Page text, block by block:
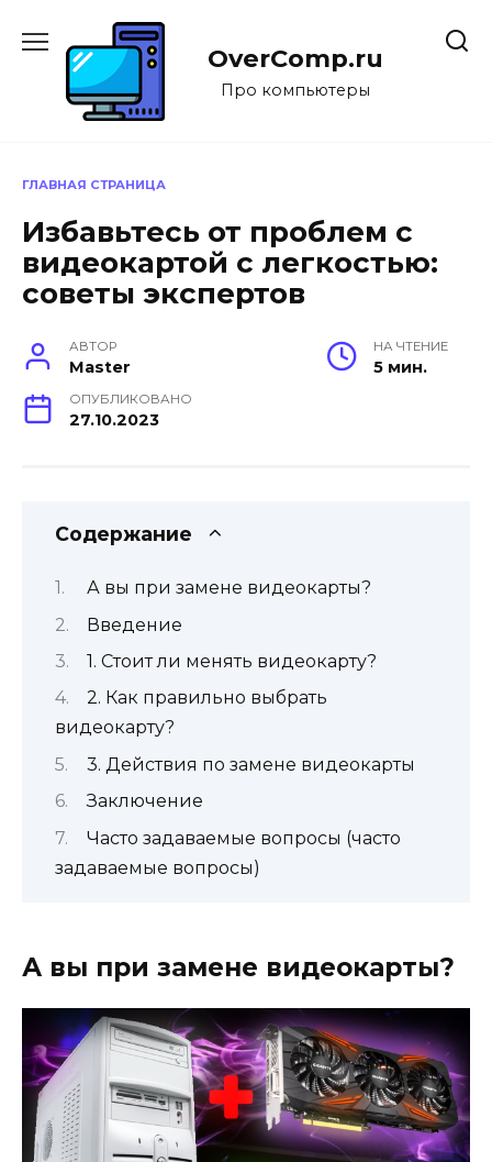
содержанию
OverComp.ru
Про компьютеры
ГЛАВНАЯ СТРАНИЦА
Избавьтесь от проблем с
видеокартой с легкостью:
советы экспертов
АВТОР
Master
НА ЧТЕНИЕ
5 мин.
ОПУБЛИКОВАНО
27.10.2023
Содержание
А вы при замене видеокарты?
Введение
1. Стоит ли менять видеокарту?
2. Как правильно выбрать
видеокарту?
3. Действия по замене видеокарты
Заключение
Часто задаваемые вопросы (часто
задаваемые вопросы)
А вы при замене видеокарты?